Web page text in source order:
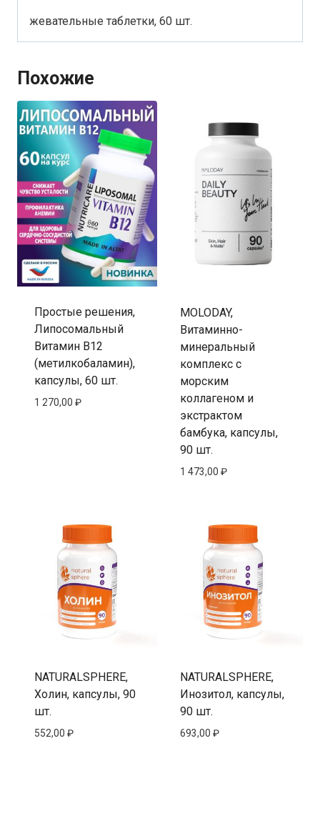
жевательные таблетки, 60 шт.
Похожие
Простые решения,
Липосомальный
Витамин B12
(метилкобаламин),
капсулы, 60 шт.
1 270,00 ₽
MOLODAY,
Витаминно-
минеральный
комплекс с
морским
коллагеном и
экстрактом
бамбука, капсулы,
90 шт.
1 473,00 ₽
NATURALSPHERE,
Холин, капсулы, 90
шт.
552,00 ₽
NATURALSPHERE,
Инозитол, капсулы,
90 шт.
693,00 ₽